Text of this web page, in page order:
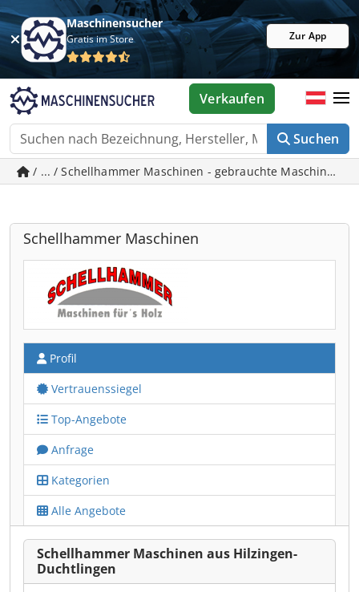
Maschinensucher
Gratis im Store Zur App
Suchen
Verkaufen
/ ... / Schellhammer Maschinen - gebrauchte Maschinen
Schellhammer Maschinen
Profil
Vertrauenssiegel
Top-Angebote
Anfrage
Kategorien
Alle Angebote
Schellhammer Maschinen aus Hilzingen-
Duchtlingen